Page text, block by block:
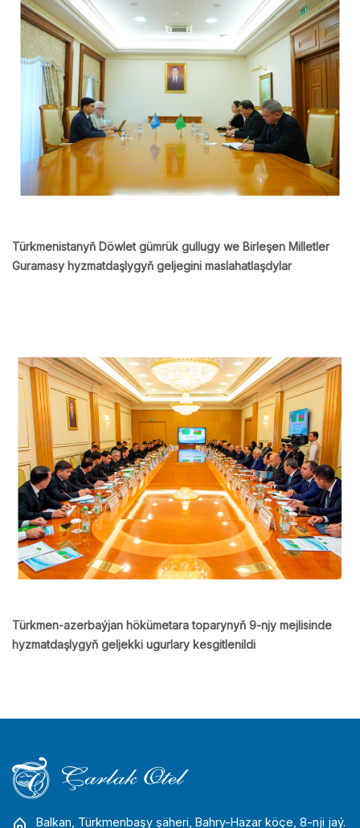
Türkmenistanyň Döwlet gümrük gullugy we Birleşen Milletler
Guramasy hyzmatdaşlygyň geljegini maslahatlaşdylar
Türkmen-azerbaýjan hökümetara toparynyň 9-njy mejlisinde
hyzmatdaşlygyň geljekki ugurlary kesgitlenildi
Balkan, Türkmenbaşy şäheri, Bahry-Hazar köçe, 8-nji jaý.